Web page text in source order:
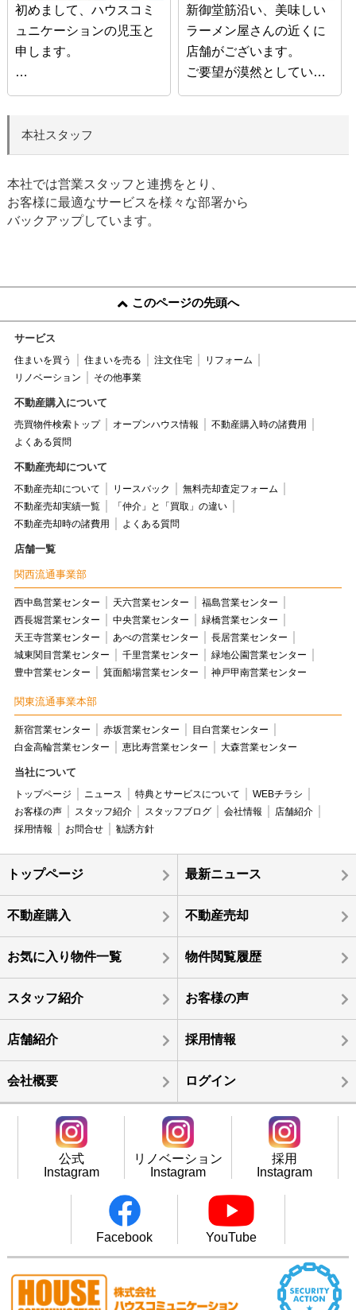
初めまして、ハウスコミ
ュニケーションの児玉と
申します。
この度は、弊社スタッフ
ありがとうございます。
不動産のご売却、ご購入
されるお客様に最善のご
提案ができるように、お
客様の気持ちに寄り添う
通じ、どうすれば、お客
様に最善なご提案ができ
るかをお客様の立場にな
って考える事で、自分自
身も人として成長できる
素晴らしい仕事だと考え
ております。
ハウスコミュニケーショ
ンの児玉に頼んでよかっ
たと思って頂けるように
日々精進いたします。
皆様のご来店を心よりお
待ちしております。
新御堂筋沿い、美味しい
ラーメン屋さんの近くに
店舗がございます。
ご要望が漠然としていて
もかまいません。お気軽
本社スタッフ
本社では営業スタッフと連携をとり、
お客様に最適なサービスを様々な部署から
バックアップしています。
このページの先頭へ
サービス
住まいを買う 住まいを売る 注文住宅
リフォーム
リノベーション
その他事業
不動産購入について
売買物件検索トップ オープンハウス情報
不動産購入時の諸費用
よくある質問
不動産売却について
不動産売却について リースバック
無料売却査定フォーム
不動産売却実績一覧
「仲介」と「買取」の違い
不動産売却時の諸費用
よくある質問
店舗一覧
関西流通事業部
西中島営業センター 天六営業センター
福島営業センター
西長堀営業センター
中央営業センター
緑橋営業センター
天王寺営業センター
あべの営業センター
長居営業センター
城東関目営業センター
千里営業センター
緑地公園営業センター
豊中営業センター
箕面船場営業センター 神戸甲南営業センター
関東流通事業本部
新宿営業センター 赤坂営業センター
目白営業センター
白金高輪営業センター
恵比寿営業センター 大森営業センター
当社について
トップページ ニュース 特典とサービスについて
WEBチラシ
お客様の声
スタッフ紹介 スタッフブログ 会社情報
店舗紹介
採用情報
お問合せ 勧誘方針
トップページ 最新ニュース
不動産購入 不動産売却
お気に入り物件一覧 物件閲覧履歴
スタッフ紹介 お客様の声
店舗紹介 採用情報
会社概要 ログイン
公式
Instagram
リノベーション
Instagram
採用
Instagram
Facebook YouTube